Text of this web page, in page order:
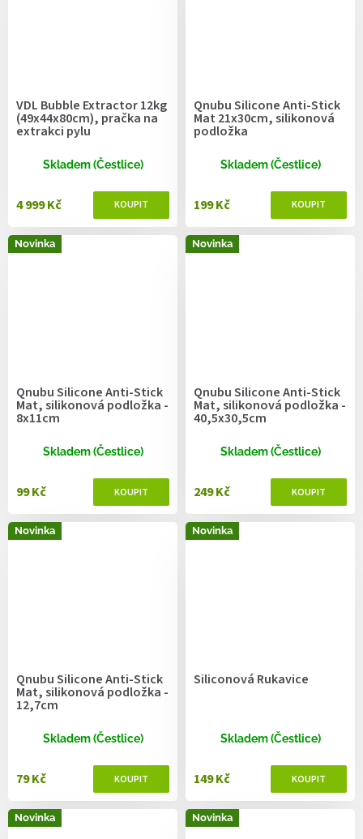
VDL Bubble Extractor 12kg
(49x44x80cm), pračka na
extrakci pylu
Skladem (Čestlice)
4 999 Kč
Qnubu Silicone Anti-Stick
Mat 21x30cm, silikonová
podložka
Skladem (Čestlice)
199 Kč
Novinka
Qnubu Silicone Anti-Stick
Mat, silikonová podložka -
8x11cm
Skladem (Čestlice)
99 Kč
Novinka
Qnubu Silicone Anti-Stick
Mat, silikonová podložka -
40,5x30,5cm
Skladem (Čestlice)
249 Kč
Novinka
Qnubu Silicone Anti-Stick
Mat, silikonová podložka -
12,7cm
Skladem (Čestlice)
79 Kč
Novinka
Siliconová Rukavice
Skladem (Čestlice)
149 Kč
Novinka Novinka